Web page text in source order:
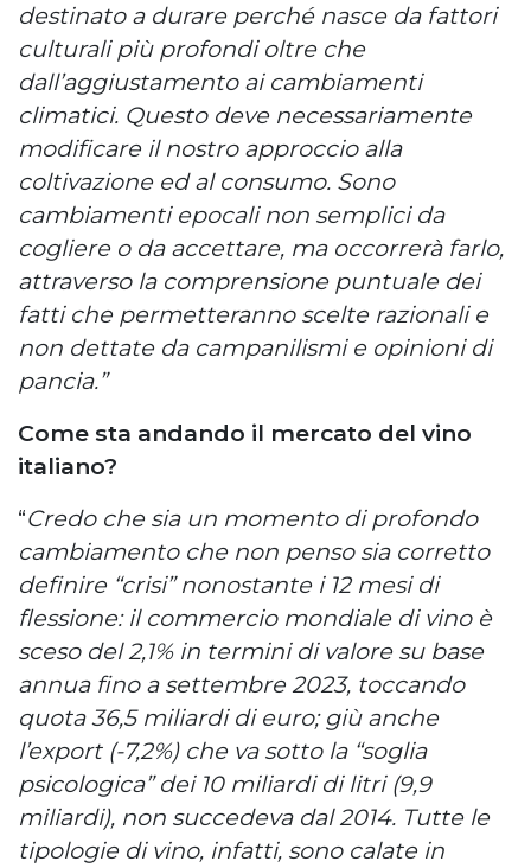
destinato a durare perché nasce da fattori
culturali più profondi oltre che
dall’aggiustamento ai cambiamenti
climatici. Questo deve necessariamente
modificare il nostro approccio alla
coltivazione ed al consumo. Sono
cambiamenti epocali non semplici da
cogliere o da accettare, ma occorrerà farlo,
attraverso la comprensione puntuale dei
fatti che permetteranno scelte razionali e
non dettate da campanilismi e opinioni di
pancia.”
Come sta andando il mercato del vino
italiano?
“Credo che sia un momento di profondo
cambiamento che non penso sia corretto
definire “crisi” nonostante i 12 mesi di
flessione: il commercio mondiale di vino è
sceso del 2,1% in termini di valore su base
annua fino a settembre 2023, toccando
quota 36,5 miliardi di euro; giù anche
l’export (-7,2%) che va sotto la “soglia
psicologica” dei 10 miliardi di litri (9,9
miliardi), non succedeva dal 2014. Tutte le
tipologie di vino, infatti, sono calate in